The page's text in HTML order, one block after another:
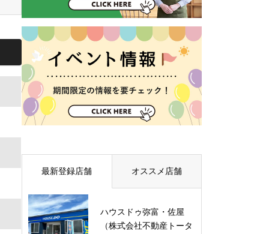
最新登録店舗 オススメ店舗
ハウスドゥ弥富・佐屋
（株式会社不動産トータ